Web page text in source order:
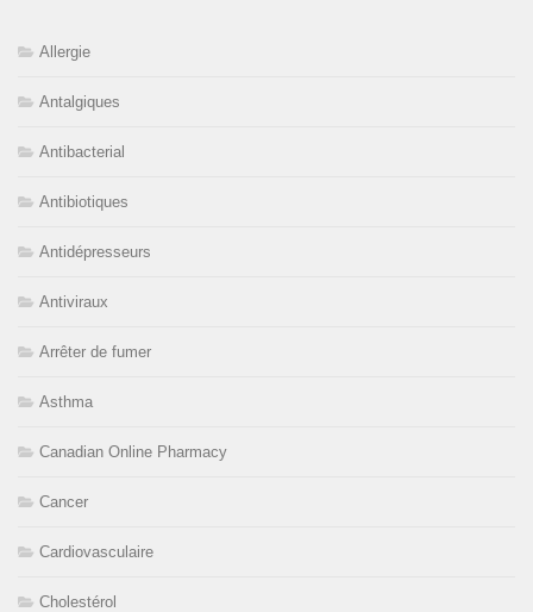
Allergie
Antalgiques
Antibacterial
Antibiotiques
Antidépresseurs
Antiviraux
Arrêter de fumer
Asthma
Canadian Online Pharmacy
Cancer
Cardiovasculaire
Cholestérol